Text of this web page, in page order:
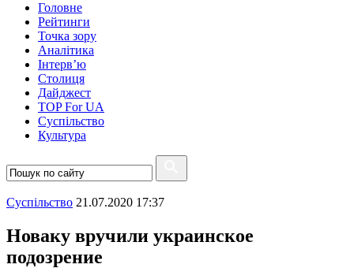
Головне
Рейтинги
Точка зору
Аналітика
Інтерв’ю
Столиця
Дайджест
TOP For UA
Суспiльство
Культура
Суспiльство 21.07.2020 17:37
Новаку вручили украинское
подозрение